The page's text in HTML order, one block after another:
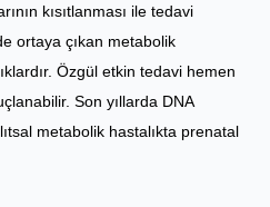
kısıtlanması ile tedavi
ortaya çıkan metabolik
Özgül etkin tedavi hemen
Son yıllarda DNA
metabolik hastalıkta prenatal